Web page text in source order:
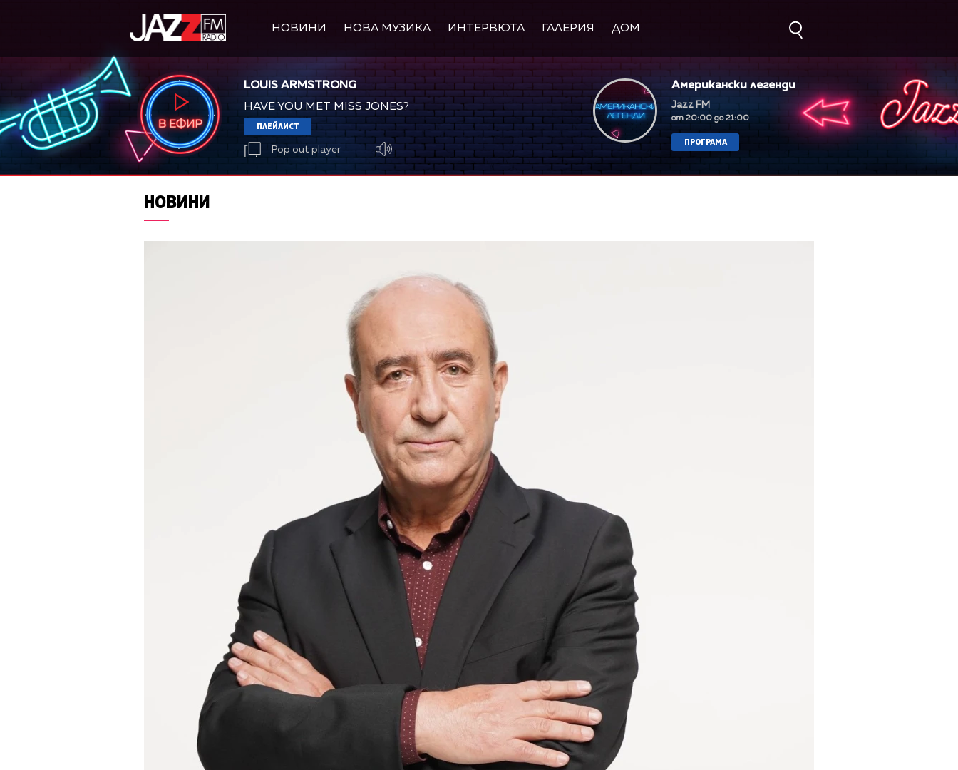
НОВИНИ НОВА МУЗИКА ИНТЕРВЮТА ГАЛЕРИЯ ДОМ
LOUIS ARMSTRONG
HAVE YOU MET MISS JONES?
ПЛЕЙЛИСТ
Pop out player
Американски легенди
Jazz FM
от 20:00 до 21:00
ПРОГРАМА
НОВИНИ